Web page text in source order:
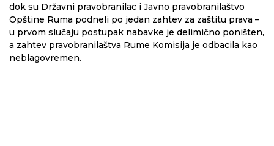
dok su Državni pravobranilac i Javno pravobranilaštvo
Opštine Ruma podneli po jedan zahtev za zaštitu prava –
u prvom slučaju postupak nabavke je delimično poništen,
a zahtev pravobranilaštva Rume Komisija je odbacila kao
neblagovremen.